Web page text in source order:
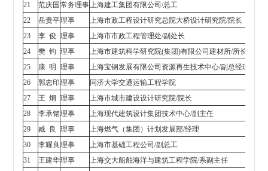
21
范庆国 常务理事上海建工集团有限公司/总工
22
岳贵平理事
上海市政工程设计研究总院大桥设计研究院/院长
23
李 俊 理事
上海市市政工程管理处/副处长
24
樊 钧 理事
上海市建筑科学研究院(集团)有限公司建材所/所长
25
康 明 理事
上海宝钢发展有限公司资源再生技术中心/副总经理
26
郭忠印理事
同济大学交通运输工程学院
27
王 炯 理事
上海市城市建设设计研究院/院长
28
李承铭理事
上海现代建筑设计集团技术中心/副主任
29
臧 良 理事
上海燃气（集团）计划发展部/经理
30
李耀良 理事
上海市基础工程公司/副总工
31
王建华理事
上海交大船舶海洋与建筑工程学院/系副主任